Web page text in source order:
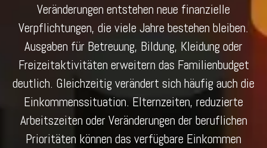
Veränderungen entstehen neue finanzielle
Verpflichtungen, die viele Jahre bestehen bleiben.
Ausgaben für Betreuung, Bildung, Kleidung oder
Freizeitaktivitäten erweitern das Familienbudget
deutlich. Gleichzeitig verändert sich häufig auch die
Einkommenssituation. Elternzeiten, reduzierte
Arbeitszeiten oder Veränderungen der beruflichen
Prioritäten können das verfügbare Einkommen